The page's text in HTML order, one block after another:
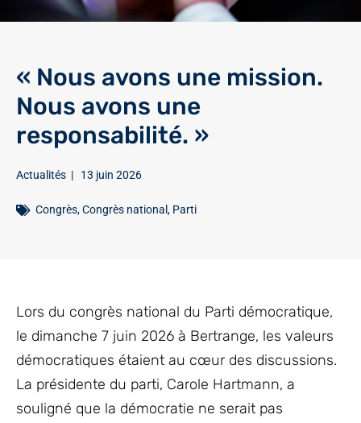
« Nous avons une mission.
Nous avons une
responsabilité. »
Actualités | 13 juin 2026
Congrès,Congrès national , Parti
Lors du congrès national du Parti démocratique,
le dimanche 7 juin 2026 à Bertrange, les valeurs
démocratiques étaient au cœur des discussions.
La présidente du parti, Carole Hartmann, a
souligné que la démocratie ne serait pas